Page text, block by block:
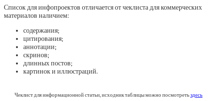
Список для инфопроектов отличается от чеклиста для коммерческих
материалов наличием:
содержания;
цитирования;
аннотации;
скринов;
длинных постов;
картинок и иллюстраций.
Чеклист для информационной статьи, исходник таблицы можно посмотретьздесь